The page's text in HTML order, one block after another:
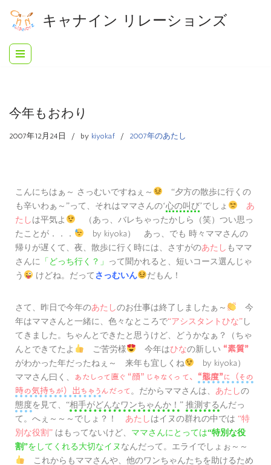
コ
ン
テ
ス
キャナイン リレーションズ
今年もおわり
2007年12月24日 by kiyoka.f 2007年のあたし
こんにちはぁ～ さっむいですねぇ～
“夕方の散歩に行くの
も辛いわぁ～”って、それはママさんの‘心の叫び’ でしょ
あ
たしは平気よ
（あっ、バレちゃったかしら（笑）つい思っ
たことが．．．
by kiyoka） あっ、でも 時々ママさんの
帰りが遅くて、夜、散歩に行く時には、さすがのあたし もママ
さんに 「どっち行く？」 って聞かれると、
短いコース選んじゃ
う
けどね。だって さっむいん だもん！
さて、昨日で今年のあたしのお仕事は終了しましたぁ～
今
年はママさんと一緒に、色々なところで“アシスタントひな” し
てきました。ちゃんとできたと思うけど、どうかなぁ？（ちゃ
んとできてたよ
ご苦労様 今年はひなの新しい “素質”
がわかった年だったねぇ～ 来年も宜しくね
by kiyoka）
ママさん曰く、
あたしって直ぐ “顔” じゃなくっ て、 “態度”に（その
時の気持ちが）出ちゃうんだって。だからママさんは、 あたしの
態度を見て、 “相手がどんなワンちゃんか！ ” 推測する んだっ
て 。へぇ～～～でしょ？！ あたしはイヌの群れの中では “特
別な役割 ” はもってないけど、 ママさんにとっては“特別な役
割”をしてくれる大切なイヌ なんだって。エライでしょぉ～～
これからもママさんや、他のワンちゃんたちを助けるため